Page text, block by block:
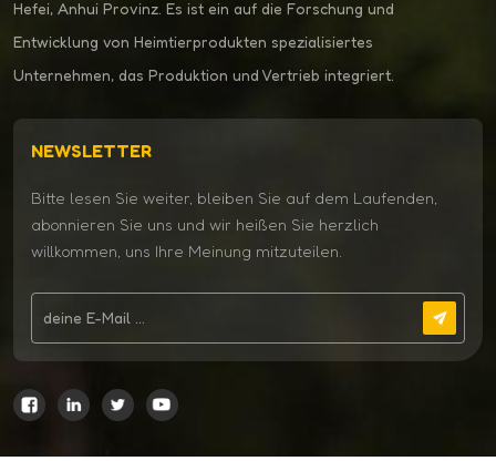
Hefei, Anhui Provinz. Es ist ein auf die Forschung und
Entwicklung von Heimtierprodukten spezialisiertes
Unternehmen, das Produktion und Vertrieb integriert.
NEWSLETTER
Bitte lesen Sie weiter, bleiben Sie auf dem Laufenden,
abonnieren Sie uns und wir heißen Sie herzlich
willkommen, uns Ihre Meinung mitzuteilen.